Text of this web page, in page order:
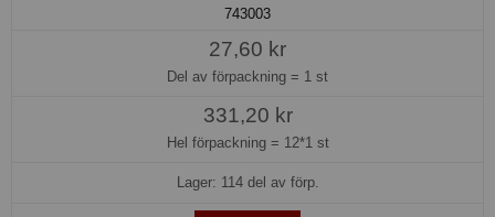
743003
27,60 kr
Del av förpackning = 1 st
331,20 kr
Hel förpackning = 12*1 st
Lager: 114 del av förp.